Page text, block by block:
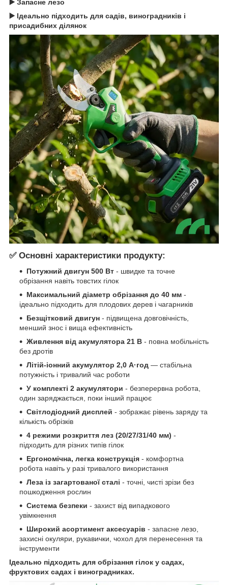
▶️ Запасне лезо
▶️ Ідеально підходить для садів, виноградників і
присадибних ділянок
✅ Основні характеристики продукту:
Потужний двигун 500 Вт - швидке та точне
обрізання навіть товстих гілок
Максимальний діаметр обрізання до 40 мм -
ідеально підходить для плодових дерев і чагарників
Безщітковий двигун - підвищена довговічність,
менший знос і вища ефективність
Живлення від акумулятора 21 В - повна мобільність
без дротів
Літій-іонний акумулятор 2,0 А·год — стабільна
потужність і тривалий час роботи
У комплекті 2 акумулятори - безперервна робота,
один заряджається, поки інший працює
Світлодіодний дисплей - зображає рівень заряду та
кількість обрізків
4 режими розкриття лез (20/27/31/40 мм) -
підходить для різних типів гілок
Ергономічна, легка конструкція - комфортна
робота навіть у разі тривалого використання
Леза із загартованої сталі - точні, чисті зрізи без
пошкодження рослин
Система безпеки - захист від випадкового
увімкнення
Широкий асортимент аксесуарів - запасне лезо,
захисні окуляри, рукавички, чохол для перенесення та
інструменти
Ідеально підходить для обрізання гілок у садах,
фруктових садах і виноградниках.